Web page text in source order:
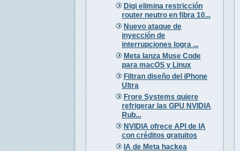
Digi elimina restricción
router neutro en fibra 10...
Nuevo ataque de
inyección de
interrupciones logra ...
Meta lanza Muse Code
para macOS y Linux
Filtran diseño del iPhone
Ultra
Frore Systems quiere
refrigerar las GPU NVIDIA
Rub...
NVIDIA ofrece API de IA
con créditos gratuitos
IA de Meta hackea